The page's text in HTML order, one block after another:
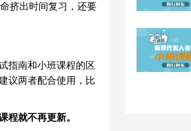
挤出时间复习，还要
指南和小班课程的区
议两者配合使用，比
程就不再更新。